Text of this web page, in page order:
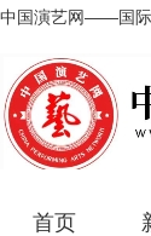
中国演艺网——国际
首页